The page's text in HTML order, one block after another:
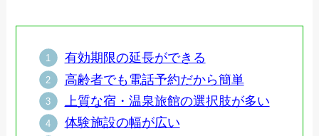
有効期限の延長ができる
高齢者でも電話予約だから簡単
上質な宿・温泉旅館の選択肢が多い
体験施設の幅が広い